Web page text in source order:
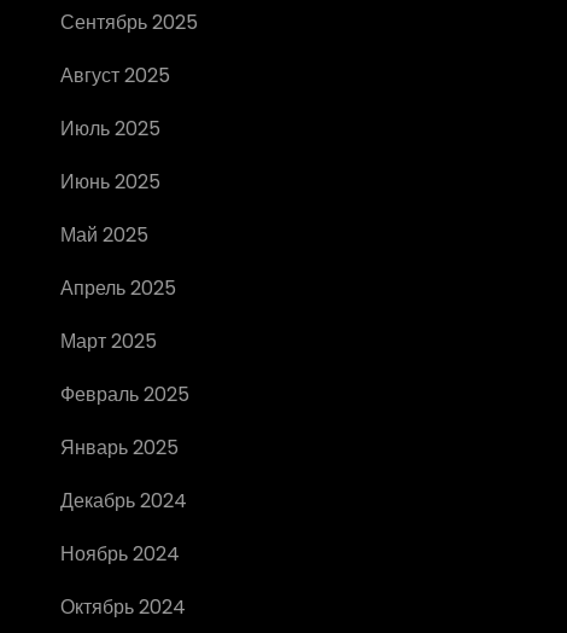
Сентябрь 2025
Август 2025
Июль 2025
Июнь 2025
Май 2025
Апрель 2025
Март 2025
Февраль 2025
Январь 2025
Декабрь 2024
Ноябрь 2024
Октябрь 2024